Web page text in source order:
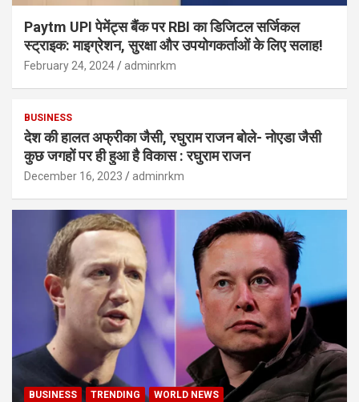
Paytm UPI पेमेंट्स बैंक पर RBI का डिजिटल सर्जिकल
स्ट्राइक: माइग्रेशन, सुरक्षा और उपयोगकर्ताओं के लिए सलाह!
February 24, 2024 adminrkm
BUSINESS
देश की हालत अफ्रीका जैसी, रघुराम राजन बोले- नोएडा जैसी
कुछ जगहों पर ही हुआ है विकास : रघुराम राजन
December 16, 2023 adminrkm
BUSINESS TRENDING WORLD NEWS